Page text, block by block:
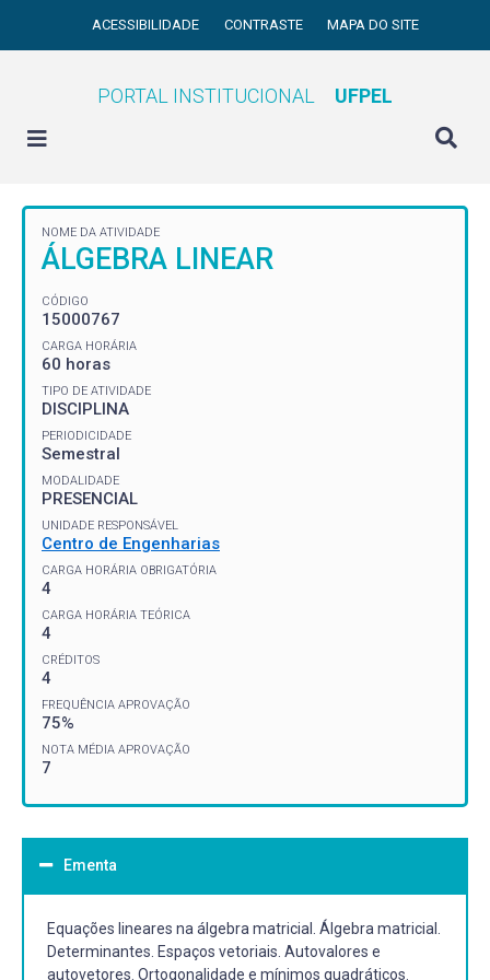
ACESSIBILIDADE CONTRASTE MAPA DO SITE
PORTAL INSTITUCIONAL UFPEL
NOME DA ATIVIDADE
ÁLGEBRA LINEAR
CÓDIGO
15000767
CARGA HORÁRIA
60 horas
TIPO DE ATIVIDADE
DISCIPLINA
PERIODICIDADE
Semestral
MODALIDADE
PRESENCIAL
UNIDADE RESPONSÁVEL
Centro de Engenharias
CARGA HORÁRIA OBRIGATÓRIA
4
CARGA HORÁRIA TEÓRICA
4
CRÉDITOS
4
FREQUÊNCIA APROVAÇÃO
75%
NOTA MÉDIA APROVAÇÃO
7
Ementa
Equações lineares na álgebra matricial. Álgebra matricial.
Determinantes. Espaços vetoriais. Autovalores e
autovetores. Ortogonalidade e mínimos quadráticos.